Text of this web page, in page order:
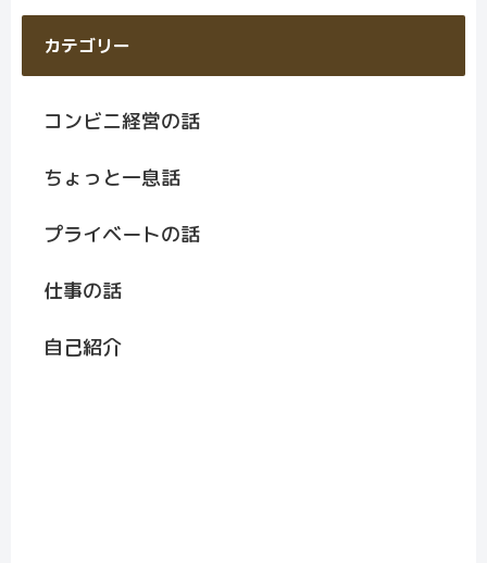
カテゴリー
コンビニ経営の話
ちょっと一息話
プライベートの話
仕事の話
自己紹介